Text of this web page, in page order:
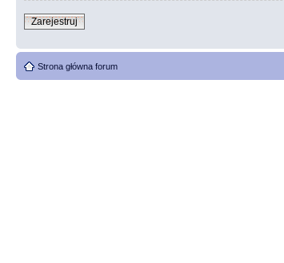
Zarejestruj
Strona główna forum